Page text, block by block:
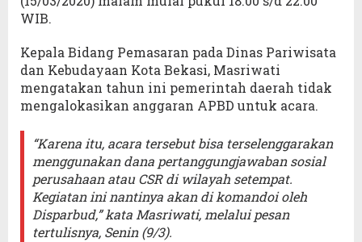
WIB.
Kepala Bidang Pemasaran pada Dinas Pariwisata
dan Kebudayaan Kota Bekasi, Masriwati
mengatakan tahun ini pemerintah daerah tidak
mengalokasikan anggaran APBD untuk acara.
“Karena itu, acara tersebut bisa terselenggarakan
menggunakan dana pertanggungjawaban sosial
perusahaan atau CSR di wilayah setempat.
Kegiatan ini nantinya akan di komandoi oleh
Disparbud,” kata Masriwati, melalui pesan
tertulisnya, Senin (9/3).